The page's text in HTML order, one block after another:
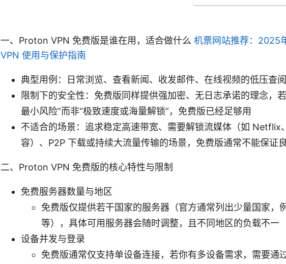
一、Proton VPN 免费版是谁在用，适合做什么 机票网站推荐：2025
VPN 使用与保护指南
典型用例：日常浏览、查看新闻、收发邮件、在线视频的低压查
限制下的安全性：免费版同样提供强加密、无日志承诺的理念，
最小风险”而非“极致速度或海量解锁”，免费版已经足够用
不适合的场景：追求稳定高速带宽、需要解锁流媒体（如 Netflix
容）、P2P 下载或持续大流量传输的场景，免费版通常不能保证
二、Proton VPN 免费版的核心特性与限制
免费服务器数量与地区
免费版仅提供若干国家的服务器（官方通常列出少量国家，
等），具体可用服务器会随时调整，且不同地区的负载不一
设备并发与登录
免费版通常仅支持单设备连接，若你有多设备需求，需要通